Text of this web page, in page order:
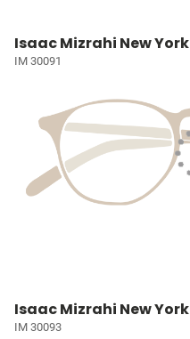
Isaac Mizrahi New York
IM 30091
Isaac Mizrahi New York
IM 30093